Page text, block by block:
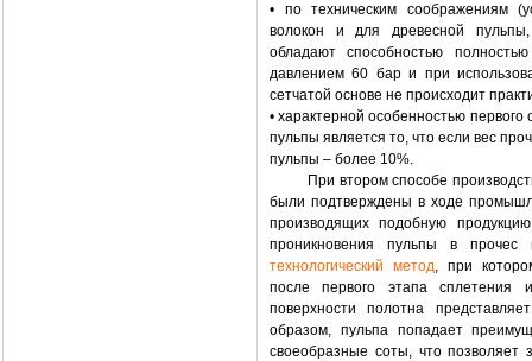
• по техническим соображениям
волокон и для древесной
обладают способностью
давлением 60 бар и при
сетчатой основе не происходит
• характерной особенностью
пульпы является то, что если вес
пульпы – более 10%.
При втором способе
были подтверждены в ходе
производящих подобную
проникновения пульпы в
технологический метод, при
после первого этапа сплетения
поверхности полотна
образом, пульпа попадает
своеобразные соты, что позволяет